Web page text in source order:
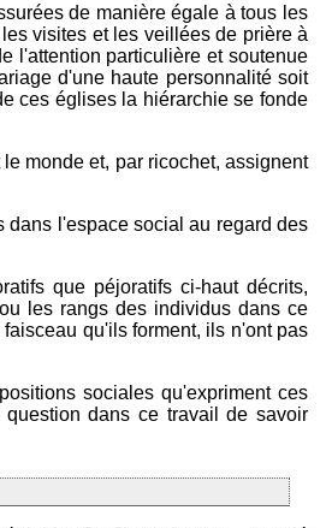
de manière égale à tous les
visites et les veillées de prière à
l'attention particulière et soutenue
d'une haute personnalité soit
ces églises la hiérarchie se fonde
monde et, par ricochet, assignent
dans l'espace social au regard des
que péjoratifs ci-haut décrits,
les rangs des individus dans ce
qu'ils forment, ils n'ont pas
sociales qu'expriment ces
dans ce travail de savoir